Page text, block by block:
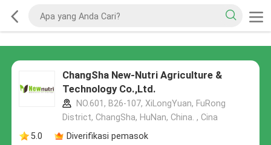
ChangSha New-Nutri Agriculture &
Technology Co.,Ltd.
NO.601, B26-107, XiLongYuan, FuRong
District, ChangSha, HuNan, China. , Cina
5.0
Diverifikasi pemasok